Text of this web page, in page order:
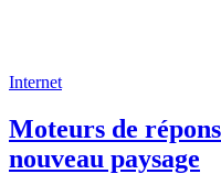
Internet
Moteurs de
nouveau paysage